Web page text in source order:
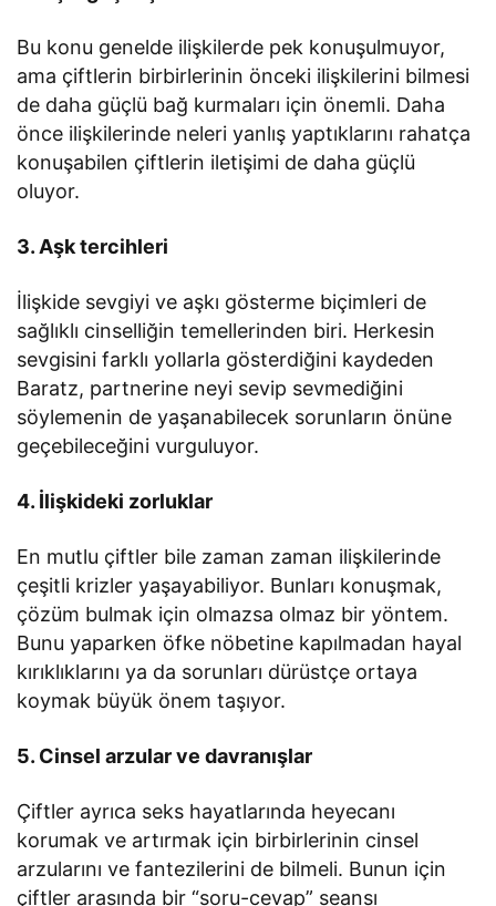
Bu konu genelde ilişkilerde pek konuşulmuyor,
ama çiftlerin birbirlerinin önceki ilişkilerini bilmesi
de daha güçlü bağ kurmaları için önemli. Daha
önce ilişkilerinde neleri yanlış yaptıklarını rahatça
konuşabilen çiftlerin iletişimi de daha güçlü
oluyor.
3. Aşk tercihleri
İlişkide sevgiyi ve aşkı gösterme biçimleri de
sağlıklı cinselliğin temellerinden biri. Herkesin
sevgisini farklı yollarla gösterdiğini kaydeden
Baratz, partnerine neyi sevip sevmediğini
söylemenin de yaşanabilecek sorunların önüne
geçebileceğini vurguluyor.
4. İlişkideki zorluklar
En mutlu çiftler bile zaman zaman ilişkilerinde
çeşitli krizler yaşayabiliyor. Bunları konuşmak,
çözüm bulmak için olmazsa olmaz bir yöntem.
Bunu yaparken öfke nöbetine kapılmadan hayal
kırıklıklarını ya da sorunları dürüstçe ortaya
koymak büyük önem taşıyor.
5. Cinsel arzular ve davranışlar
Çiftler ayrıca seks hayatlarında heyecanı
korumak ve artırmak için birbirlerinin cinsel
arzularını ve fantezilerini de bilmeli. Bunun için
çiftler arasında bir “soru-cevap” seansı